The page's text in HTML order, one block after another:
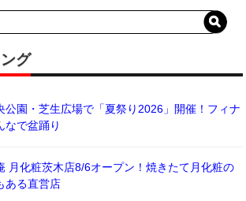
グ
公園・芝生広場で「夏祭り2026」開催！フィナ
なで盆踊り
月化粧茨木店8/6オープン！焼きたて月化粧の
ある直営店